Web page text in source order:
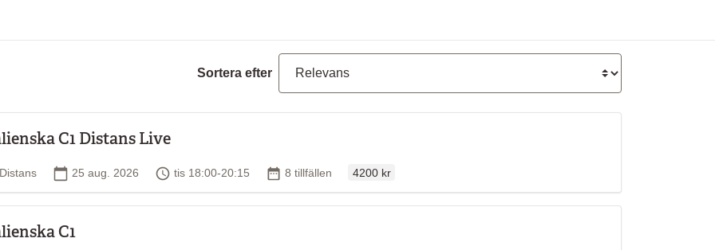
om komplexa ämnen
Sortera efter
C1 Distans Live
Plats
Distans Startdatum
25 aug. 2026 Tid
tis 18:00-20:15 Antal tillfällen
8 tillfällen 4200 kr
C1